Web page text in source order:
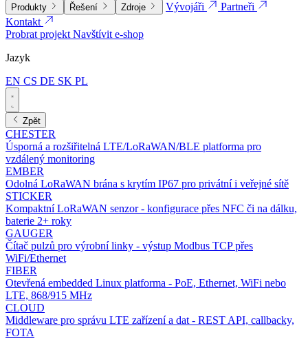
Produkty Řešení Zdroje Vývojáři
Partneři
Kontakt
Probrat projektNavštívit e-shop
Jazyk
EN CS DE SK PL
Zpět
CHESTER
Úsporná a rozšiřitelná LTE/LoRaWAN/BLE platforma pro
vzdálený monitoring
EMBER
Odolná LoRaWAN brána s krytím IP67 pro privátní i veřejné sítě
STICKER
Kompaktní LoRaWAN senzor - konfigurace přes NFC či na dálku,
baterie 2+ roky
GAUGER
Čítač pulzů pro výrobní linky - výstup Modbus TCP přes
WiFi/Ethernet
FIBER
Otevřená embedded Linux platforma - PoE, Ethernet, WiFi nebo
LTE, 868/915 MHz
CLOUD
Middleware pro správu LTE zařízení a dat - REST API, callbacky,
FOTA